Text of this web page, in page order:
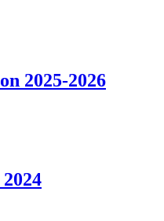
2025-2026